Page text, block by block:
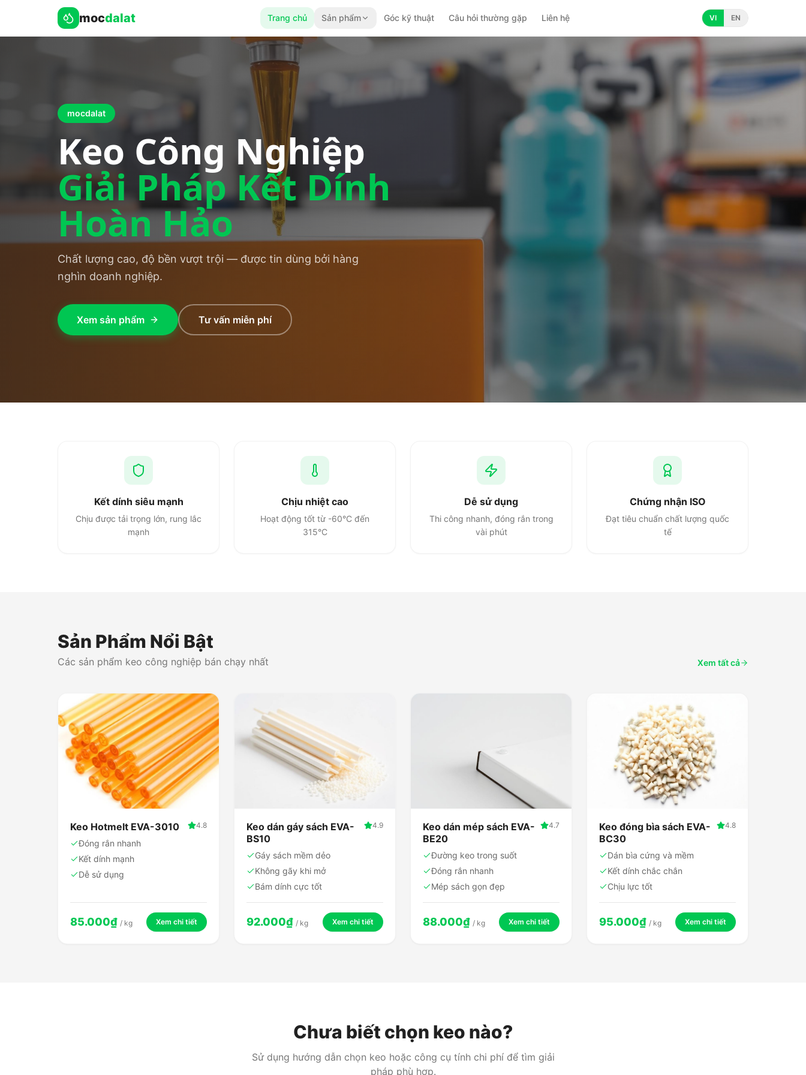
mocdalat Trang chủ Sản phẩm Góc kỹ thuật Câu hỏi thường gặp Liên hệ VI EN
​mocdalat
Keo Công Nghiệp
Giải Pháp Kết Dính
Hoàn Hảo
Chất lượng cao, độ bền vượt trội — được tin dùng bởi hàng
nghìn doanh nghiệp.
Xem sản phẩm Tư vấn miễn phí
Kết dính siêu mạnh
Chịu được tải trọng lớn, rung lắc
mạnh
Chịu nhiệt cao
Hoạt động tốt từ -60°C đến
315°C
Dễ sử dụng
Thi công nhanh, đóng rắn trong
vài phút
Chứng nhận ISO
Đạt tiêu chuẩn chất lượng quốc
tế
Sản Phẩm Nổi Bật
Các sản phẩm keo công nghiệp bán chạy nhất Xem tất cả
Keo Hotmelt EVA-3010 4.8
Đóng rắn nhanh
Kết dính mạnh
Dễ sử dụng
85.000₫ / kg Xem chi tiết
Keo dán gáy sách EVA-
BS10
4.9
Gáy sách mềm dẻo
Không gãy khi mở
Bám dính cực tốt
92.000₫ / kg Xem chi tiết
Keo dán mép sách EVA-
BE20
4.7
Đường keo trong suốt
Đóng rắn nhanh
Mép sách gọn đẹp
88.000₫ / kg Xem chi tiết
Keo đóng bìa sách EVA-
BC30
4.8
Dán bìa cứng và mềm
Kết dính chắc chắn
Chịu lực tốt
95.000₫ / kg Xem chi tiết
Chưa biết chọn keo nào?
Sử dụng hướng dẫn chọn keo hoặc công cụ tính chi phí để tìm giải
pháp phù hợp.